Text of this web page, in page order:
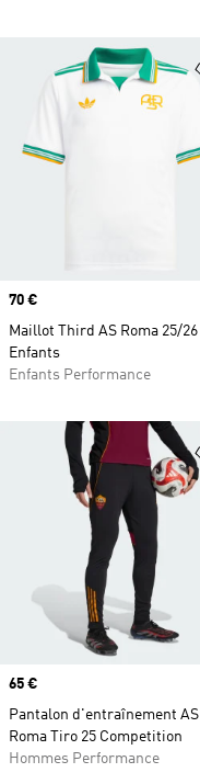
Prix
70 €
Maillot Third AS Roma 25/26
Enfants
Enfants Performance
Prix
65 €
Pantalon d'entraînement AS
Roma Tiro 25 Competition
Hommes Performance